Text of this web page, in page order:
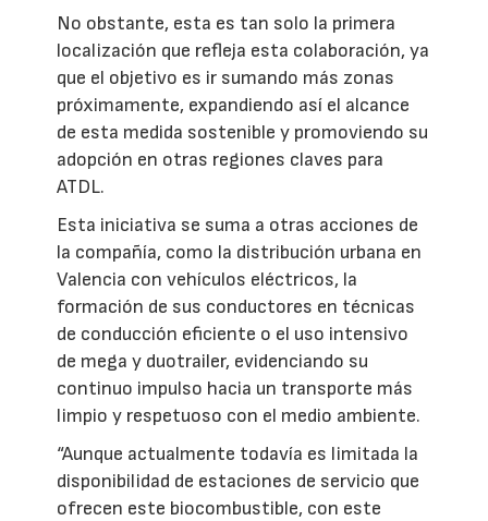
No obstante, esta es tan solo la primera
localización que refleja esta colaboración, ya
que el objetivo es ir sumando más zonas
próximamente, expandiendo así el alcance
de esta medida sostenible y promoviendo su
adopción en otras regiones claves para
ATDL.
Esta iniciativa se suma a otras acciones de
la compañía, como la distribución urbana en
Valencia con vehículos eléctricos, la
formación de sus conductores en técnicas
de conducción eficiente o el uso intensivo
de mega y duotrailer, evidenciando su
continuo impulso hacia un transporte más
limpio y respetuoso con el medio ambiente.
“Aunque actualmente todavía es limitada la
disponibilidad de estaciones de servicio que
ofrecen este biocombustible, con este